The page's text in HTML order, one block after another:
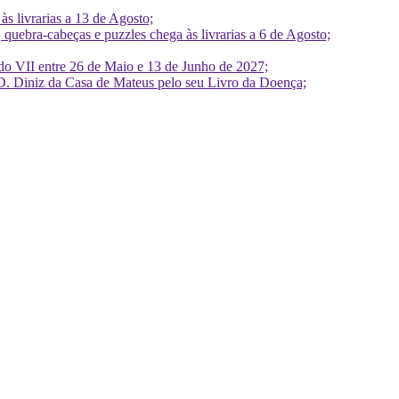
livrarias a 13 de Agosto;
cabeças e puzzles chega às livrarias a 6 de Agosto;
VII entre 26 de Maio e 13 de Junho de 2027;
da Casa de Mateus pelo seu Livro da Doença;